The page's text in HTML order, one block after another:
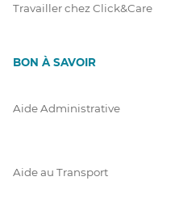
Travailler chez Click&Care
BON À SAVOIR
Aide Administrative
Aide au Transport